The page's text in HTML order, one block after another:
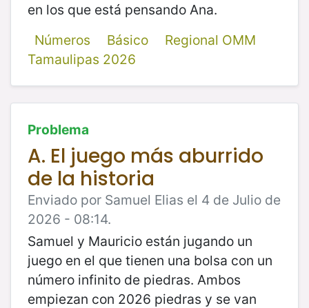
en los que está pensando Ana.
Números
Básico
Regional OMM
Tamaulipas 2026
Problema
A. El juego más aburrido
de la historia
Enviado por Samuel Elias el 4 de Julio de
2026 - 08:14.
Samuel y Mauricio están jugando un
juego en el que tienen una bolsa con un
número infinito de piedras. Ambos
empiezan con 2026 piedras y se van